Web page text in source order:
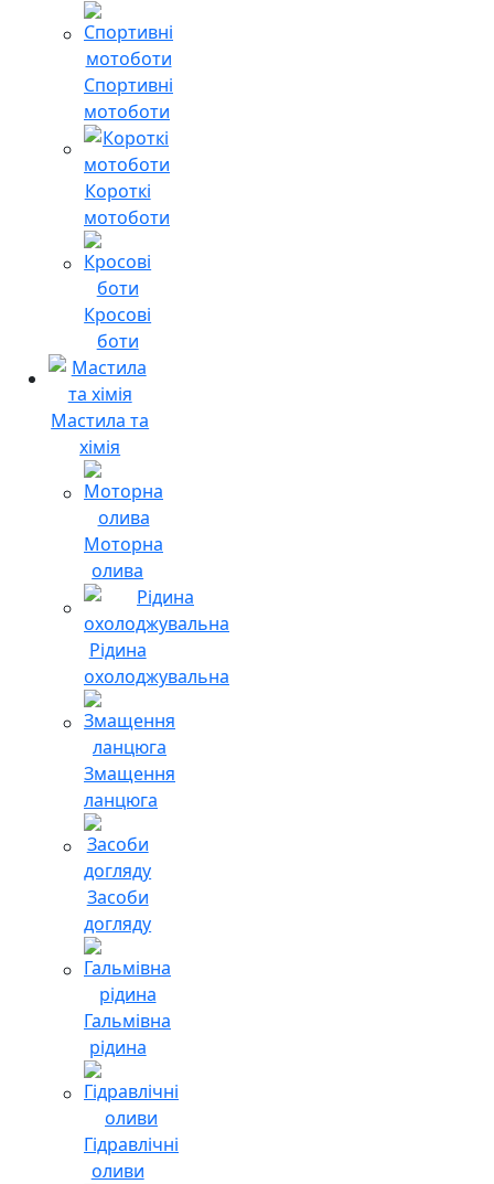
Спортивні
мотоботи
Короткі
мотоботи
Кросові
боти
Мастила та
хімія
Моторна
олива
Рідина
охолоджувальна
Змащення
ланцюга
Засоби
догляду
Гальмівна
рідина
Гідравлічні
оливи